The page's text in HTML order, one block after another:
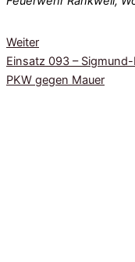
Weiter
Einsatz 093 –
PKW gegen Mauer